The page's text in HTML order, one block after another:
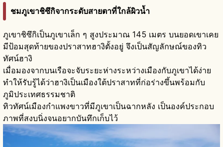
ชมภูเขาชิซึกิจากระดับสายตาที่ใกล้ผิวน้ำ
ภูเขาชิซึกิเป็นภูเขาเล็ก ๆ สูงประมาณ 145 เมตร บนยอดเขาเคย
มีป้อมสุดท้ายของปราสาทฮางิตั้งอยู่ จึงเป็นสัญลักษณ์ของทิว
ทัศน์ฮางิ
เมื่อมองจากบนเรือจะจับระยะห่างระหว่างเมืองกับภูเขาได้ง่าย
ทำให้รับรู้ได้ว่าฮางิเป็นเมืองใต้ปราสาทที่ก่อร่างขึ้นพร้อมกับ
ภูมิประเทศธรรมชาติ
ทิวทัศน์เมืองกำแพงขาวที่มีภูเขาเป็นฉากหลัง เป็นองค์ประกอบ
ภาพที่สงบนิ่งจนอยากบันทึกเก็บไว้